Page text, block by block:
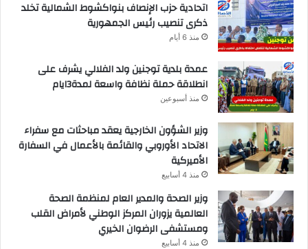
اتحادية حزب الإنصاف بنواكشوط الشمالية تخلد
ذكرى تنصيب رئيس الجمهورية
منذ 6 أيام
عمدة بلدية توجنين ولد الفلالي يشرف على
انطلاقة حملة نظافة واسعة لمدة3ايام
منذ أسبوعين
وزير الشؤون الخارجية يعقد مباحثات مع سفراء
الاتحاد الأوروبي والقائمة بالأعمال في السفارة
الأميركية
منذ 4 أسابيع
وزير الصحة والمدير العام لمنظمة الصحة
العالمية يزوران المركز الوطني لأمراض القلب
ومستشفى الرضوان الخيري
منذ 4 أسابيع